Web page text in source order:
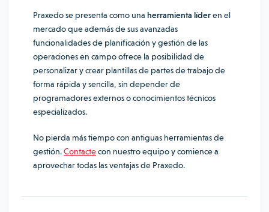
Praxedo se presenta como una herramienta líderen el
mercado que además de sus avanzadas
funcionalidades de planificación y gestión de las
operaciones en campo ofrece la posibilidad de
personalizar y crear plantillas de partes de trabajo de
forma rápida y sencilla, sin depender de
programadores externos o conocimientos técnicos
especializados.
No pierda más tiempo con antiguas herramientas de
gestión.Contactecon nuestro equipo y comience a
aprovechar todas las ventajas de Praxedo.